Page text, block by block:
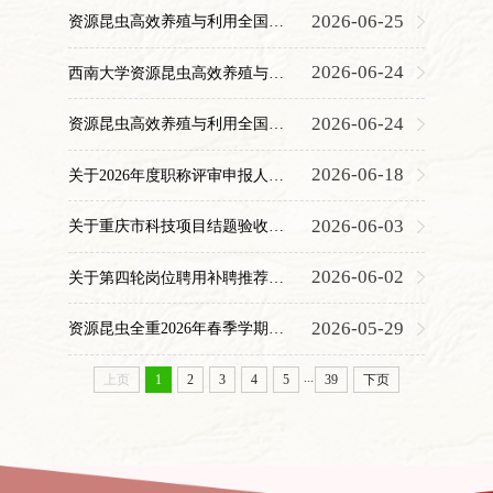
资源昆虫高效养殖与利用全国重点实验室 关于2026年专业技术职务申报材料的展示（实时更新） 2026-06-25
2026-06-24
资源昆虫高效养殖与利用全国重点实验室关于调整农艺与种业和畜牧专业2027年硕士研究生招生考试初试科目的通知 2026-06-24
2026-06-18
关于重庆市科技项目结题验收结果的公示 2026-06-03
2026-06-02
资源昆虫全重2026年春季学期学位论文答辩安排公告（五） 2026-05-29
上页 1 2 3 4 5 ... 39 下页